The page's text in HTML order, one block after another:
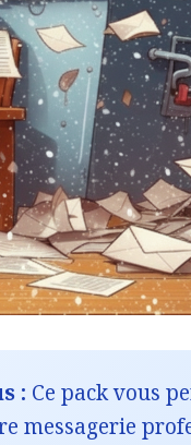
: Ce pack vous
messagerie